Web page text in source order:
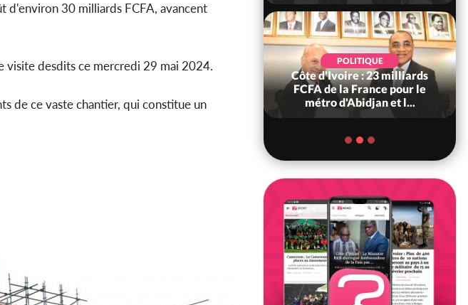
d'environ 30 milliards FCFA, avancent
visite desdits ce mercredi 29 mai 2024.
de ce vaste chantier, qui constitue un
POLITIQUE
Côte d'Ivoire : Décrispation ?
conseiller de Soro a recou...
POLITIQUE
Côte d'Ivoire : 23 milliards
FCFA de la France pour le
métro d'Abidjan et l...